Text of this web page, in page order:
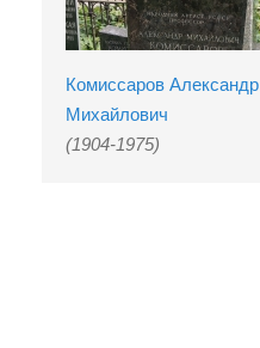
Комиссаров Александр
Михайлович
(1904-1975)